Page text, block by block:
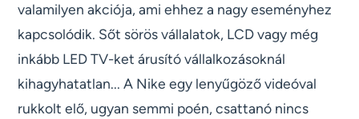
valamilyen akciója, ami ehhez a nagy eseményhez
kapcsolódik. Sőt sörös vállalatok, LCD vagy még
inkább LED TV-ket árusító vállalkozásoknál
kihagyhatatlan... A Nike egy lenyűgöző videóval
rukkolt elő, ugyan semmi poén, csattanó nincs